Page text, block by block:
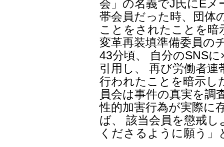
会」の名義でJ氏にEメ
帯会員だった時、団体
ことをされたことを暗
変革再装填準備委員の
43分頃、 自分のSNS
引用し、 再び労働者
行われたことを暗示し
員会は事件の真実を調
性的加害行為が実際に
ば、 該当会員を懲戒
くださるように願う」